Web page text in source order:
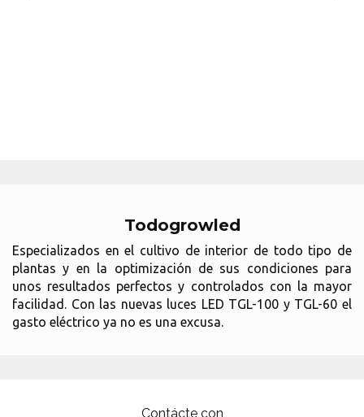
Todogrowled
Especializados en el cultivo de interior de todo tipo de
plantas y en la optimización de sus condiciones para
unos resultados perfectos y controlados con la mayor
facilidad. Con las nuevas luces LED TGL-100 y TGL-60 el
gasto eléctrico ya no es una excusa.
Contácte con